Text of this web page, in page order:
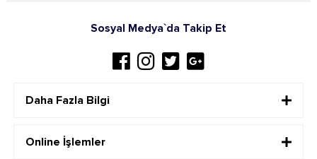
Sosyal Medya`da Takip Et
Daha Fazla Bilgi
Online İşlemler